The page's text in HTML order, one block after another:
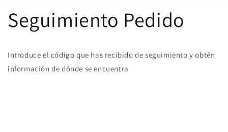
Seguimiento Pedido
Introduce el código que has recibido de seguimiento y obtén
información de dónde se encuentra